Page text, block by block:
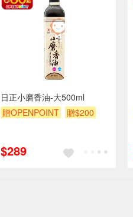
日正小磨香油-大500ml
贈OPENPOINT
贈$200
$289